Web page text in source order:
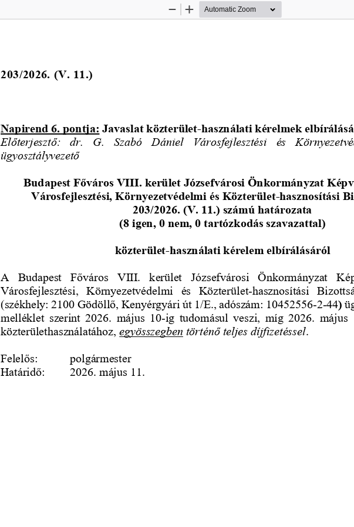
Zoom
Zoom
203/2026. (V. 11.)
Napirend 6. pontja: Javaslat közterület-használati kérelmek
Előterjesztő:  dr.  G.  Szabó  Dániel
Városfejlesztési   és
ügyosztályvezető
Budapest Főváros VIII. kerület Józsefvárosi Önkormányzat
Városfejlesztési, Környezetvédelmi és Közterület-hasznosítási
203/2026. (V. 11.) számú határozata
(8 igen, 0 nem, 0 tartózkodás szavazattal)
közterület-használati kérelem elbírálásáról
A  Budapest  Főváros  VIII.  kerület  Józsefvárosi  Önkormányzat
Városfejlesztési,   Környezetvédelmi   és   Közterület-hasznosítási
(székhely: 2100 Gödöllő, Kenyérgyári út 1/E., adószám: 10452556-2-44)
melléklet  szerint  2026.  május  10-ig  tudomásul  veszi,  míg  2026.  május
közterülethasználatához, egyösszegben történő teljes díjfizetéssel.
Felelős:
polgármester
Határidő:
2026. május 11.